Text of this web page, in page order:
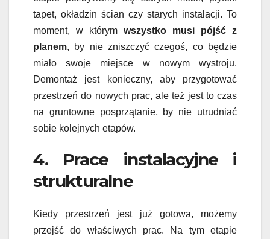
tapet, okładzin ścian czy starych instalacji. To
moment, w którym wszystko musi pójść z
planem, by nie zniszczyć czegoś, co będzie
miało swoje miejsce w nowym wystroju.
Demontaż jest konieczny, aby przygotować
przestrzeń do nowych prac, ale też jest to czas
na gruntowne posprzątanie, by nie utrudniać
sobie kolejnych etapów.
4. Prace instalacyjne i
strukturalne
Kiedy przestrzeń jest już gotowa, możemy
przejść do właściwych prac. Na tym etapie